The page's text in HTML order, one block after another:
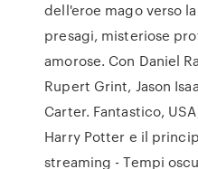
dell'eroe mago verso
presagi, misteriose
amorose. Con Daniel
Rupert Grint, Jason
Carter. Fantastico,
Harry Potter e il
streaming - Tempi